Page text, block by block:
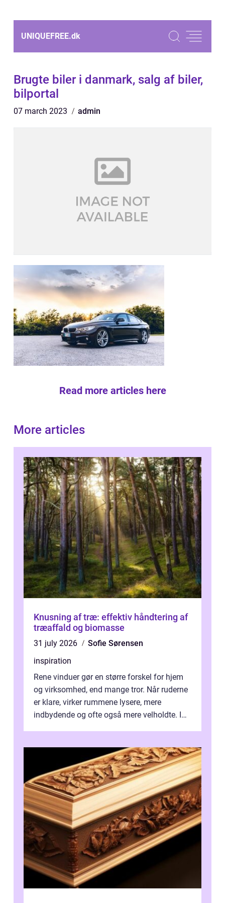
UNIQUEFREE.dk
Brugte biler i danmark, salg af biler,
bilportal
07 march 2023 admin
Read more articles here
More articles
Knusning af træ: effektiv håndtering af
træaffald og biomasse
31 july 2026
Sofie Sørensen
inspiration
Rene vinduer gør en større forskel for hjem
og virksomhed, end mange tror. Når ruderne
er klare, virker rummene lysere, mere
indbydende og ofte også mere velholdte. I